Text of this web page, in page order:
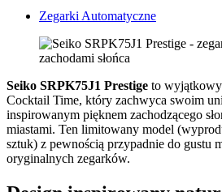
Zegarki Automatyczne
Seiko SRPK75J1 Prestige to wyjątkowy
Cocktail Time, który zachwyca swoim
inspirowanym pięknem zachodzącego
miastami. Ten limitowany model
sztuk) z pewnością przypadnie do gustu
oryginalnych zegarków.